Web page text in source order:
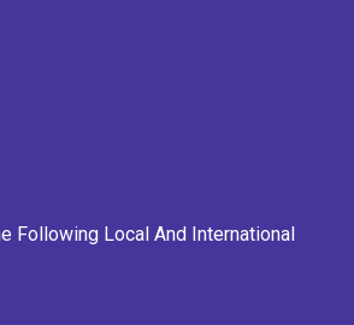
Following Local And International